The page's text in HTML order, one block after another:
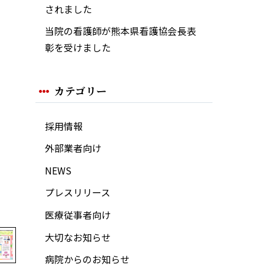
されました
当院の看護師が熊本県看護協会長表
彰を受けました
カテゴリー
採用情報
外部業者向け
NEWS
プレスリリース
医療従事者向け
大切なお知らせ
病院からのお知らせ